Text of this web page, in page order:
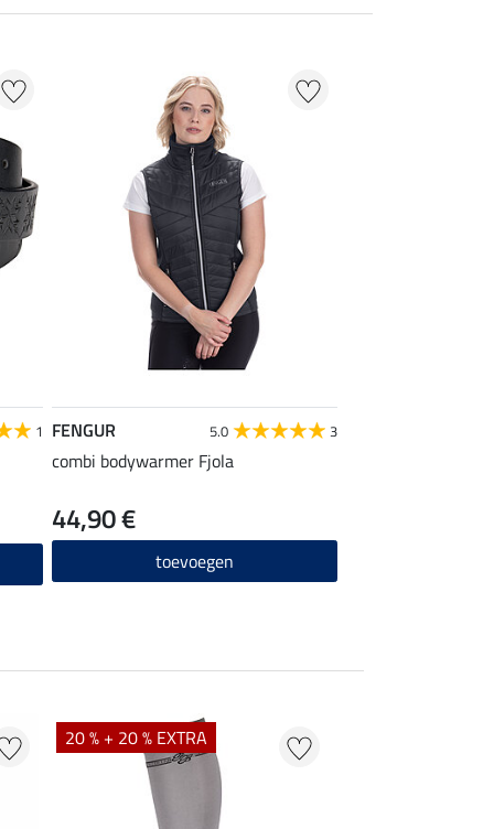
1 FENGUR 5.0 3
combi bodywarmer Fjola
44,90 €
toevoegen
20 % + 20 % EXTRA